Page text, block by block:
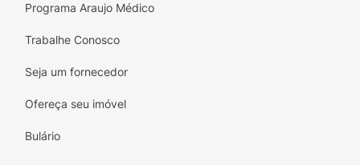
Programa Araujo Médico
Trabalhe Conosco
Seja um fornecedor
Ofereça seu imóvel
Bulário